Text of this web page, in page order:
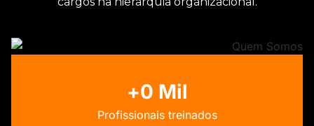
Profissionais treinados
+0 Mil